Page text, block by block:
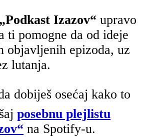
„Podkast Izazov“ upravo
ti pomogne da od ideje
objavljenih epizoda, uz
lutanja.
dobiješ osećaj kako to
posebnu plejlistu
na Spotify-u.